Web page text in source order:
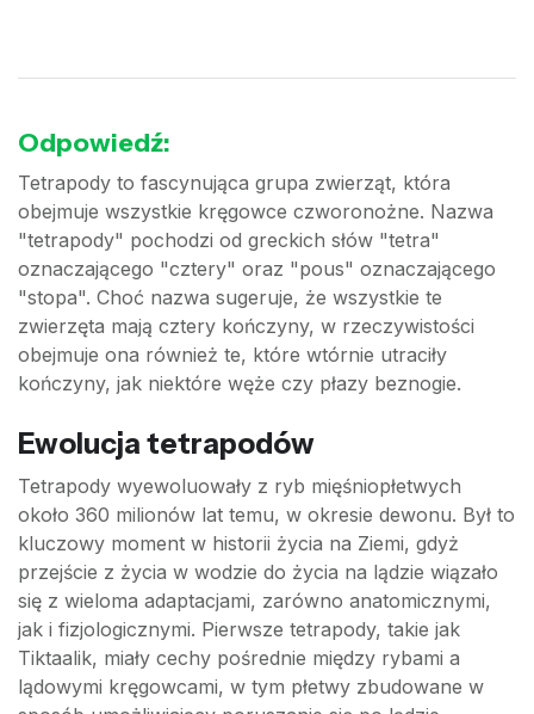
Odpowiedź:
Tetrapody to fascynująca grupa zwierząt, która
obejmuje wszystkie kręgowce czworonożne. Nazwa
"tetrapody" pochodzi od greckich słów "tetra"
oznaczającego "cztery" oraz "pous" oznaczającego
"stopa". Choć nazwa sugeruje, że wszystkie te
zwierzęta mają cztery kończyny, w rzeczywistości
obejmuje ona również te, które wtórnie utraciły
kończyny, jak niektóre węże czy płazy beznogie.
Ewolucja tetrapodów
Tetrapody wyewoluowały z ryb mięśniopłetwych
około 360 milionów lat temu, w okresie dewonu. Był to
kluczowy moment w historii życia na Ziemi, gdyż
przejście z życia w wodzie do życia na lądzie wiązało
się z wieloma adaptacjami, zarówno anatomicznymi,
jak i fizjologicznymi. Pierwsze tetrapody, takie jak
Tiktaalik, miały cechy pośrednie między rybami a
lądowymi kręgowcami, w tym płetwy zbudowane w